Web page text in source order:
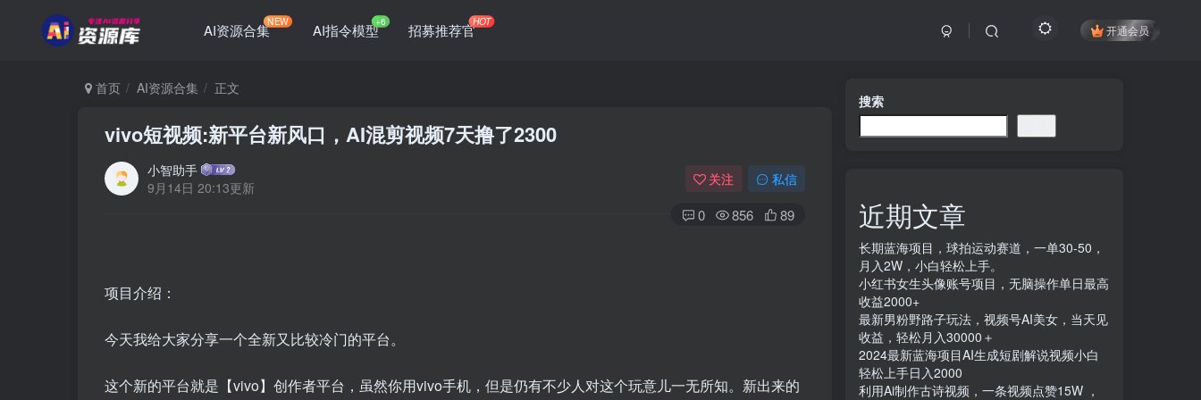
AI资源合集NEW AI指令模型+6 招募推荐官HOT
开通会员
首页 AI资源合集 正文
vivo短视频:新平台新风口，AI混剪视频7天撸了2300
小智助手
9月14日 20:13更新
关注 私信
0 856 89
项目介绍：
今天我给大家分享一个全新又比较冷门的平台。
这个新的平台就是【vivo】创作者平台，虽然你用vivo手机，但是仍有不少人对这个玩意儿一无所知。新出来的
搜索
近期文章
长期蓝海项目，球拍运动赛道，一单30-50，
月入2W，小白轻松上手。
小红书女生头像账号项目，无脑操作单日最高
收益2000+
最新男粉野路子玩法，视频号AI美女，当天见
收益，轻松月入30000＋
2024最新蓝海项目AI生成短剧解说视频小白
轻松上手日入2000
利用Ai制作古诗视频，一条视频点赞15W ，